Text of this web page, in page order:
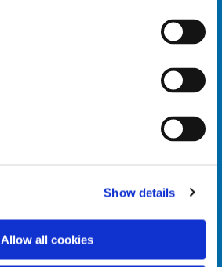
Show details
Allow all cookies
Unit of Measure*